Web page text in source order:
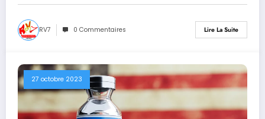
RV7 0 Commentaires Lire La Suite
27 octobre 2023